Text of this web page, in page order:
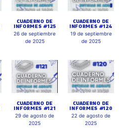
CUADERNO DE
INFORMES #125
26 de septiembre
de 2025
CUADERNO DE
INFORMES #124
19 de septiembre
de 2025
CUADERNO DE
INFORMES #121
29 de agosto de
2025
CUADERNO DE
INFORMES #120
22 de agosto de
2025